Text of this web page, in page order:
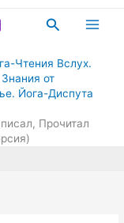
Поиск
Чтения Вслух.
от
Йога-Диспута
Прочитал